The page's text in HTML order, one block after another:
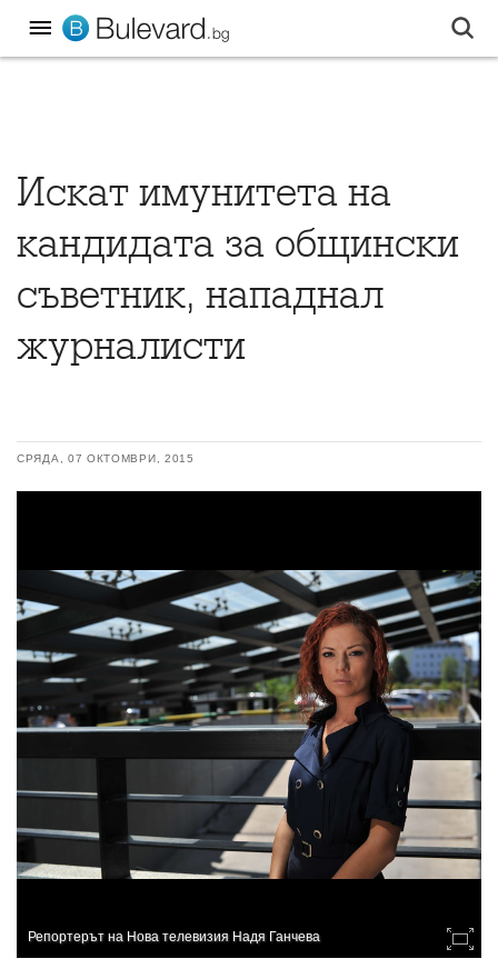
Искат имунитета на
кандидата за общински
съветник, нападнал
журналисти
СРЯДА, 07 ОКТОМВРИ, 2015
Репортерът на Нова телевизия Надя Ганчева